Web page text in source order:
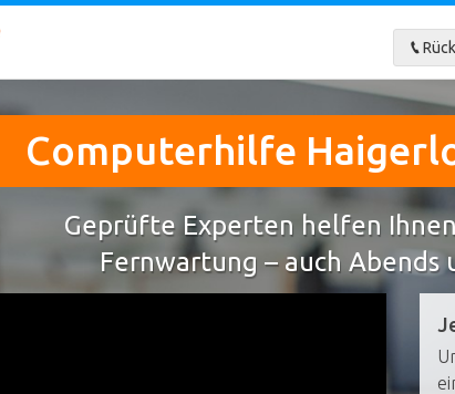
Computerhilfe
Geprüfte Experten helfen
Fernwartung – auch Abends